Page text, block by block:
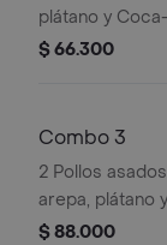
plátano y
1.5 L.
$ 66.300
Combo 3
2 Pollos
arepa, plátano
Original 1.5 L.
$ 88.000